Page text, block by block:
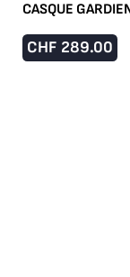
CASQUE
CHF 289.00